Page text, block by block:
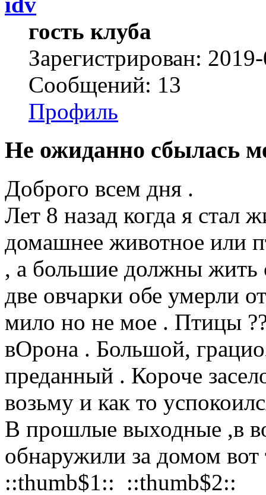
гость клуба
Зарегистрирован:
Сообщений: 13
Профиль
Не ожиданно сбылась
Доброго всем дня .
Лет 8 назад когда я стал
домашнее животное или
, а большие должны жить
две овчарки обе умерли
мило но не мое . Птицы
вОрона . Большой,
преданный . Короче
возьму и как то
В прошлые выходные ,в
обнаружили за домом вот
::thumb$1:: ::thumb$2::